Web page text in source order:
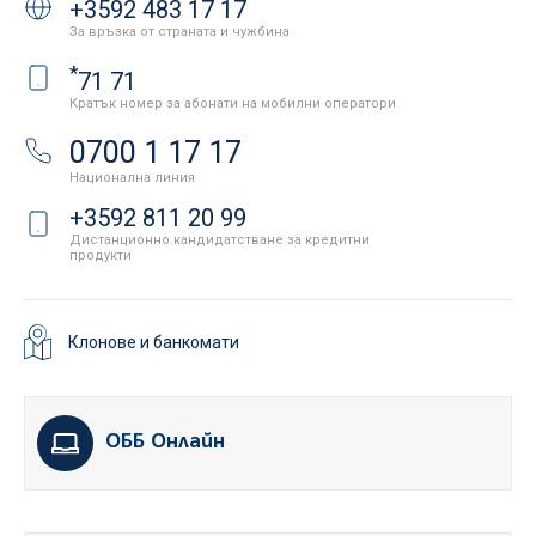
+3592 483 17 17
За връзка от страната и чужбина
*71 71
Кратък номер за абонати на мобилни оператори
0700 1 17 17
Национална линия
+3592 811 20 99
Дистанционно кандидатстване за кредитни
продукти
Клонове и банкомати
ОББ Онлайн